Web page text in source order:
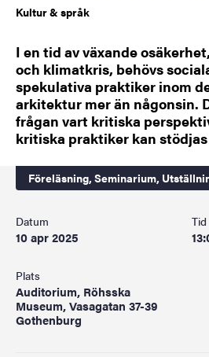
Kultur & språk
I en tid av växande
och klimatkris, behövs
spekulativa praktiker inom
arkitektur mer än någonsin.
frågan vart kritiska
kritiska praktiker kan
Föreläsning, Seminarium,
Datum
10 apr 2025
Tid
Plats
Auditorium, Röhsska
Museum, Vasagatan 37-39
Gothenburg